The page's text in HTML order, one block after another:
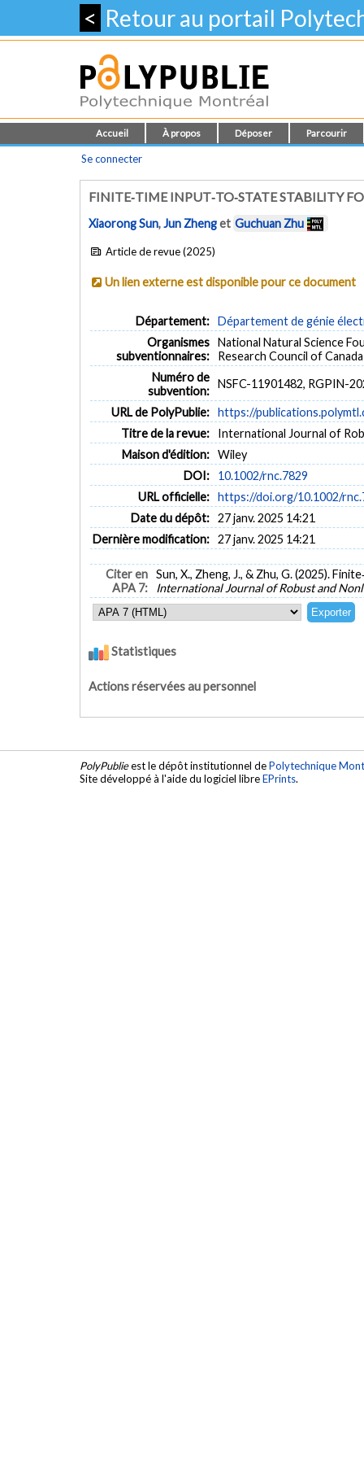
< Retour au portail
Accueil À propos Déposer Parcourir
Se connecter
FINITE‐TIME INPUT‐TO‐STATE STABILITY
Xiaorong Sun,Jun Zhenget Guchuan Zhu
Article de revue (2025)
Un lien externe est disponible pour ce document
Département: Département de génie
Organismes
subventionnaires:
National Natural Science
Research Council of Canada
Numéro de
subvention:
NSFC-11901482, RGPIN-
URL de PolyPublie: https://
Titre de la revue:
International Journal of
Maison d'édition: Wiley
DOI:
10.1002/rnc.7829
URL officielle: https://doi.org/10.1002/
Date du dépôt: 27 janv. 2025 14:21
Dernière modification: 27 janv. 2025 14:21
Citer en
APA 7:
Sun, X., Zheng, J., & Zhu, G. (2025).
International Journal of Robust and
Statistiques
Actions réservées au personnel
PolyPublieest le dépôt institutionnel dePolytechnique
Site développé à l'aide du logiciel libreEPrints.